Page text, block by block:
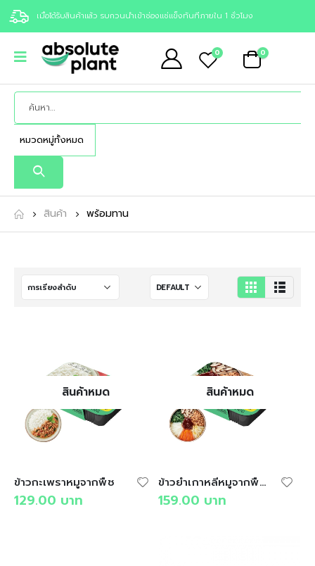
เมื่อได้รับสินค้าแล้ว รบกวนนำเข้าช่องแช่แข็งทันทีภายใน 1 ชั่วโมง
0 0
สินค้า พร้อมทาน
สินค้าหมด
ข้าวกะเพราหมูจากพืช
129.00 บาท
สินค้าหมด
ข้าวยำเกาหลีหมูจากพืช Bibimbup
159.00 บาท